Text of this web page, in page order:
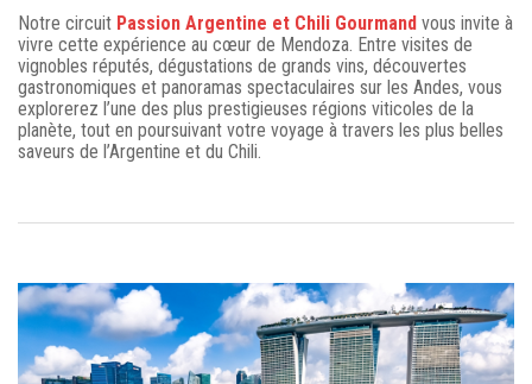
Notre circuit Passion Argentine et Chili Gourmand vous invite à
vivre cette expérience au cœur de Mendoza. Entre visites de
vignobles réputés, dégustations de grands vins, découvertes
gastronomiques et panoramas spectaculaires sur les Andes, vous
explorerez l’une des plus prestigieuses régions viticoles de la
planète, tout en poursuivant votre voyage à travers les plus belles
saveurs de l’Argentine et du Chili.